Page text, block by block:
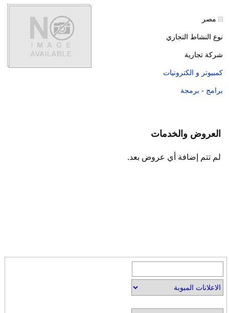
مصر
نوع النشاط التجاري
شركة تجارية
كمبيوتر و الكترونيات
برامج - برمجة
العروض والخدمات
لم تتم إضافة أي عروض بعد.